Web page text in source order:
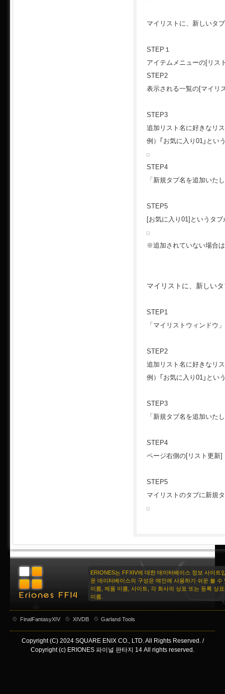
マイリストに、新しいタ
STEP１
アイテムメニューの[リス
STEP2
表示される一覧の[マイリ
STEP3
追加リスト名に好きなリ
例）｢お気に入り01｣とい
STEP4
「新規タブ名を追加いた
STEP5
[お気に入り01]というタ
※追加されていない場合
マイリストに、新しい
STEP1
「マイリストウィンドウ
STEP2
追加リスト名に好きなリ
例）｢お気に入り01｣とい
STEP3
「新規タブ名を追加いた
STEP4
ページ右側の[リスト更新
STEP5
マイリストのタブに新規
ERIONES는 FFXIV에 대한 데이터베이스 정보 사이트
운 데이터베이스의 구성은 메인에 사용하기 쉬운 볼 수
이름, 제품 이름, 사이트, 각 회사의 상표 또는 등록 상
이름.
FinalFantasyXIV XIVDB Garland Tools
Copyright (C) 2024 SQUARE ENIX CO., LTD. All Rights Reserved. /
Copyright (c) ERIONES 파이널 판타지 14 All rights reserved.